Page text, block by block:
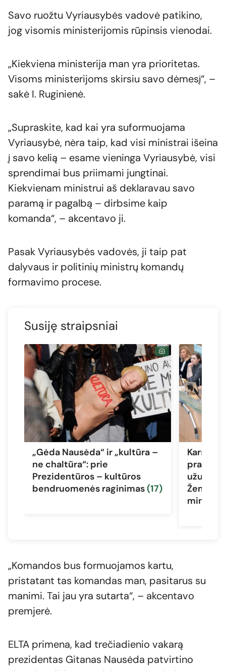
Savo ruožtu Vyriausybės vadovė patikino,
jog visomis ministerijomis rūpinsis vienodai.
„Kiekviena ministerija man yra prioritetas.
Visoms ministerijoms skirsiu savo dėmesį“, –
sakė I. Ruginienė.
„Supraskite, kad kai yra suformuojama
Vyriausybė, nėra taip, kad visi ministrai išeina
į savo kelią – esame vieninga Vyriausybė, visi
sprendimai bus priimami jungtinai.
Kiekvienam ministrui aš deklaravau savo
paramą ir pagalbą – dirbsime kaip
komanda“, – akcentavo ji.
Pasak Vyriausybės vadovės, ji taip pat
dalyvaus ir politinių ministrų komandų
formavimo procese.
Susiję straipsniai
„Gėda Nausėda“ ir „kultūra –
ne chaltūra“: prie
Prezidentūros – kultūros
bendruomenės raginimas(17)
Karšta
pradžia:
„Komandos bus formuojamos kartu,
pristatant tas komandas man, pasitarus su
manimi. Tai jau yra sutarta“, – akcentavo
premjerė.
ELTA primena, kad trečiadienio vakarą
prezidentas Gitanas Nausėda patvirtino